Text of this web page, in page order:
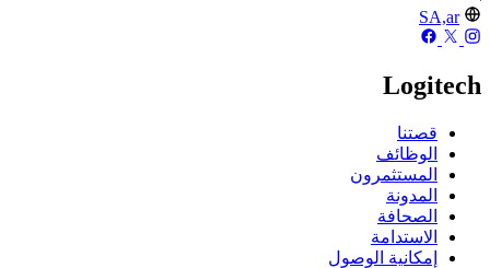
SA,ar
Logitech
قصتنا
الوظائف
المستثمرون
المدونة
الصحافة
الاستدامة
إمكانية الوصول